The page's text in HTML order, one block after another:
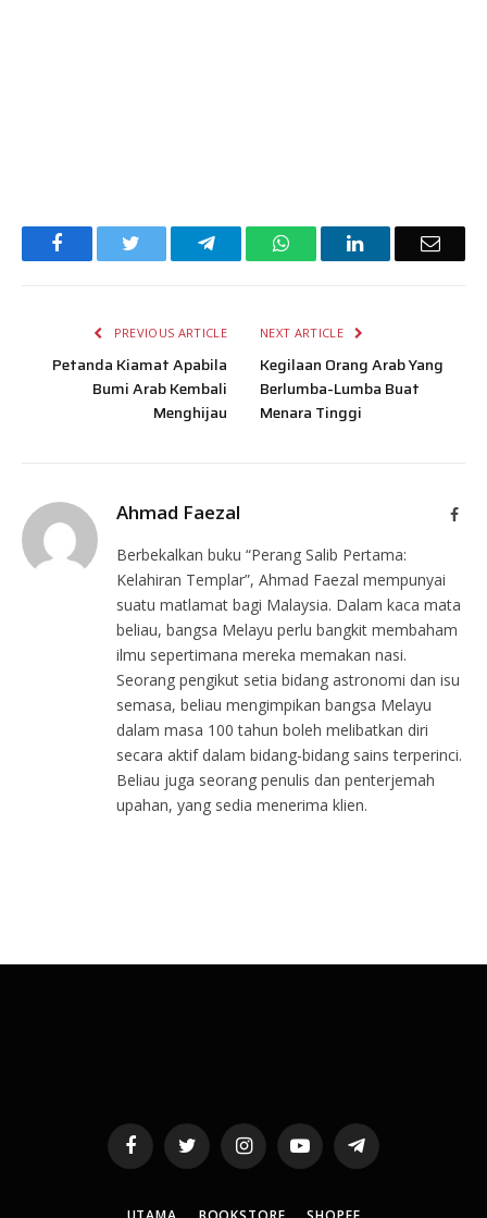
Facebook TelegramWhatsAppLinkedIn Email
PREVIOUS ARTICLE
Petanda Kiamat Apabila
Bumi Arab Kembali
Menghijau
NEXT ARTICLE
Kegilaan Orang Arab Yang
Berlumba-Lumba Buat
Menara Tinggi
Ahmad Faezal
Berbekalkan buku “Perang Salib Pertama:
Kelahiran Templar”, Ahmad Faezal mempunyai
suatu matlamat bagi Malaysia. Dalam kaca mata
beliau, bangsa Melayu perlu bangkit membaham
ilmu sepertimana mereka memakan nasi.
Seorang pengikut setia bidang astronomi dan isu
semasa, beliau mengimpikan bangsa Melayu
dalam masa 100 tahun boleh melibatkan diri
secara aktif dalam bidang-bidang sains terperinci.
Beliau juga seorang penulis dan penterjemah
upahan, yang sedia menerima klien.
FacebookTwitter InstagramYouTubeTelegram